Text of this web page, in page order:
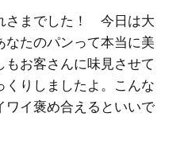
さまでした！ 今日は大
たのパンって本当に美
お客さんに味見させて
りしましたよ。こんな
イ褒め合えるといいで